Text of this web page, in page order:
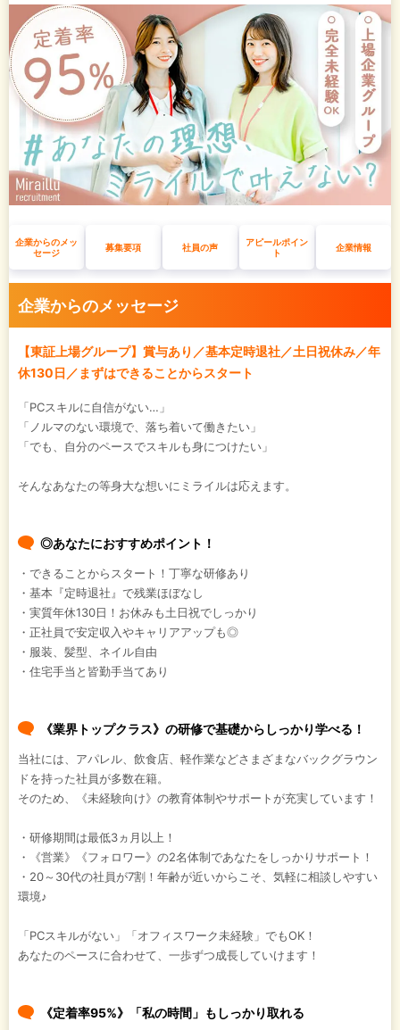
企業からのメッ
セージ
募集要項 社員の声
アピールポイン
ト
企業情報
企業からのメッセージ
【東証上場グループ】賞与あり／基本定時退社／土日祝休み／年
休130日／まずはできることからスタート
「PCスキルに自信がない…」
「ノルマのない環境で、落ち着いて働きたい」
「でも、自分のペースでスキルも身につけたい」
そんなあなたの等身大な想いにミライルは応えます。
◎あなたにおすすめポイント！
・できることからスタート！丁寧な研修あり
・基本『定時退社』で残業ほぼなし
・実質年休130日！お休みも土日祝でしっかり
・正社員で安定収入やキャリアアップも◎
・服装、髪型、ネイル自由
・住宅手当と皆勤手当てあり
《業界トップクラス》の研修で基礎からしっかり学べる！
当社には、アパレル、飲食店、軽作業などさまざまなバックグラウン
ドを持った社員が多数在籍。
そのため、《未経験向け》の教育体制やサポートが充実しています！
・研修期間は最低3ヵ月以上！
・《営業》《フォロワー》の2名体制であなたをしっかりサポート！
・20～30代の社員が7割！年齢が近いからこそ、気軽に相談しやすい
環境♪
「PCスキルがない」「オフィスワーク未経験」でもOK！
あなたのペースに合わせて、一歩ずつ成長していけます！
《定着率95%》「私の時間」もしっかり取れる